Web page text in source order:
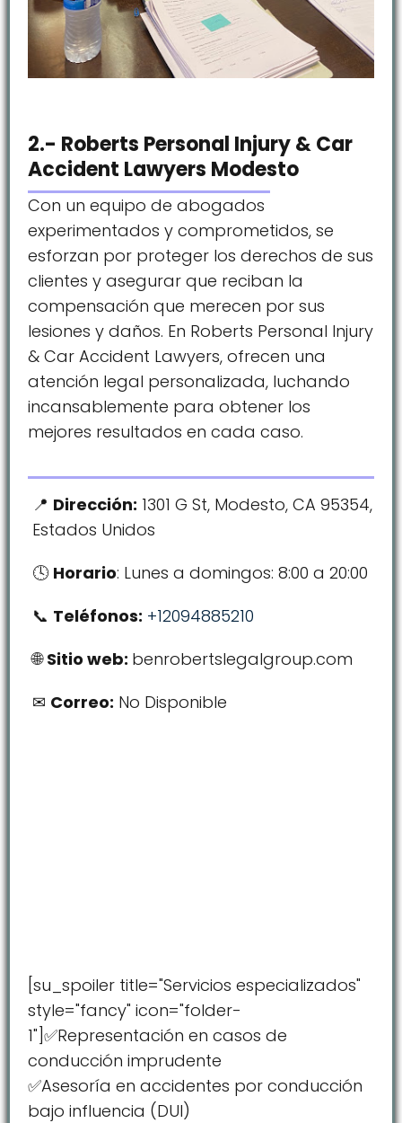
2.- Roberts Personal Injury & Car
Accident Lawyers Modesto
Con un equipo de abogados
experimentados y comprometidos, se
esforzan por proteger los derechos de sus
clientes y asegurar que reciban la
compensación que merecen por sus
lesiones y daños. En Roberts Personal Injury
& Car Accident Lawyers, ofrecen una
atención legal personalizada, luchando
incansablemente para obtener los
mejores resultados en cada caso.
Dirección: 1301 G St, Modesto, CA 95354,
Estados Unidos
Horario: Lunes a domingos: 8:00 a 20:00
Teléfonos: +12094885210
Sitio web: benrobertslegalgroup.com
Correo: No Disponible
[su_spoiler title="Servicios especializados"
style="fancy" icon="folder-
1"]✅Representación en casos de
conducción imprudente
✅Asesoría en accidentes por conducción
bajo influencia (DUI)